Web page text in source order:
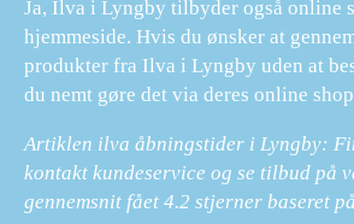
Ja, Ilva i Lyngby tilbyder også online
hjemmeside. Hvis du ønsker at
produkter fra Ilva i Lyngby uden at
du nemt gøre det via deres online
Artiklen ilva åbningstider i Lyngby:
kontakt kundeservice og se tilbud på
gennemsnit fået 4.2 stjerner baseret på